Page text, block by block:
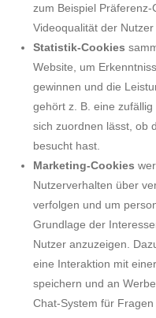
zum Beispiel
Videoqualität der
Statistik-Cookies
Website, um
gewinnen und die
gehört z. B. eine
sich zuordnen lässt, ob
besucht hast.
Marketing-Cookies
Nutzerverhalten über
verfolgen und um
Grundlage der
Nutzer anzuzeigen.
eine Interaktion mit
speichern und an
Chat-System für